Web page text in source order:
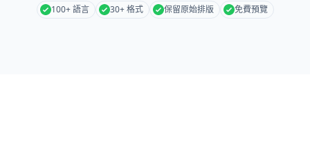
100+ 語言 30+ 格式 保留原始排版 免費預覽